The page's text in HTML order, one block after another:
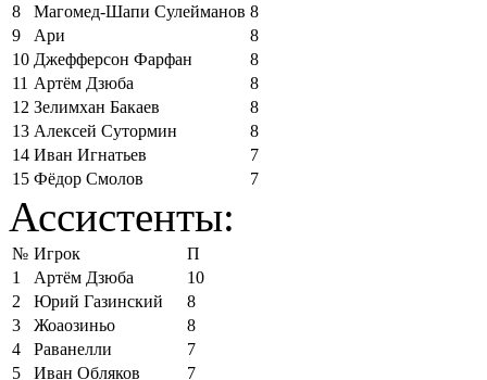
8
Магомед-Шапи Сулейманов 8
9
Ари
8
10 Джефферсон Фарфан
8
11 Артём Дзюба
8
12 Зелимхан Бакаев
8
13 Алексей Сутормин
8
14 Иван Игнатьев
7
15 Фёдор Смолов 7
Ассистенты:
№ Игрок
П
1
Артём Дзюба
10
2
Юрий Газинский
8
3
Жоаозиньо
8
4
Раванелли
7
5
Иван Обляков 7